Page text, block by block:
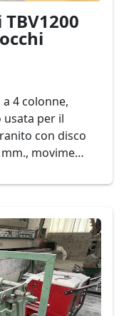
4 colonne,
usata per il
con disco
movimenti
57-19